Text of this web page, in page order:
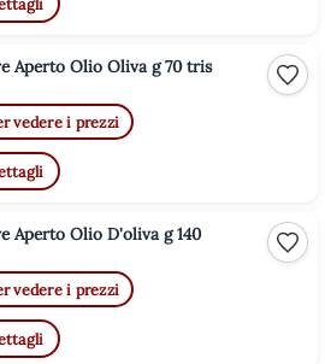
Aperto Olio Oliva g 70 tris
vedere i prezzi
Aperto Olio D'oliva g 140
vedere i prezzi